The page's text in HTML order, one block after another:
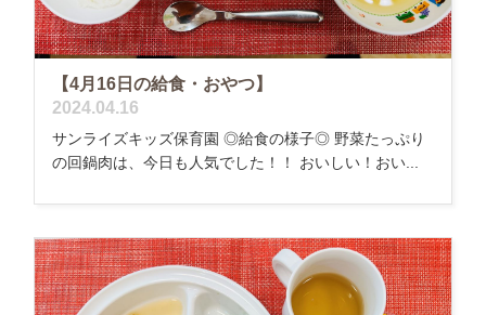
【4月16日の給食・おやつ】
2024.04.16
サンライズキッズ保育園 ◎給食の様子◎ 野菜たっぷり
の回鍋肉は、今日も人気でした！！ おいしい！おい...